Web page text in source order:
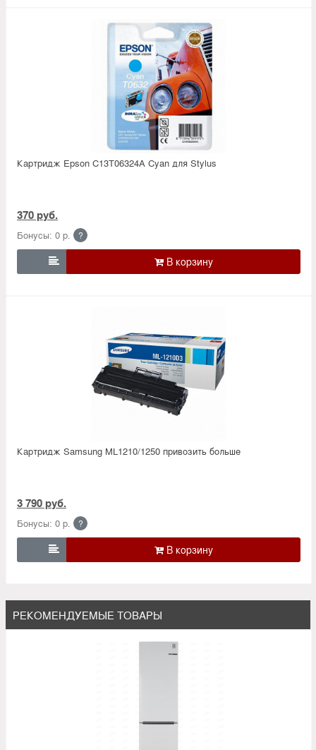
Картридж Epson C13T06324A Cyan для Stylus
370 руб.
Бонусы: 0 р. ?

Картридж Samsung ML1210/1250 привозить больше
3 790 руб.
Бонусы: 0 р. ?

РЕКОМЕНДУЕМЫЕ ТОВАРЫ